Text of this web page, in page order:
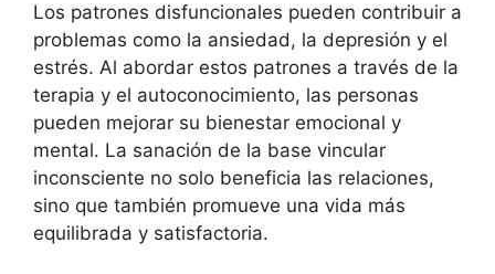
Los patrones disfuncionales pueden contribuir a
problemas como la ansiedad, la depresión y el
estrés. Al abordar estos patrones a través de la
terapia y el autoconocimiento, las personas
pueden mejorar su bienestar emocional y
mental. La sanación de la base vincular
inconsciente no solo beneficia las relaciones,
sino que también promueve una vida más
equilibrada y satisfactoria.